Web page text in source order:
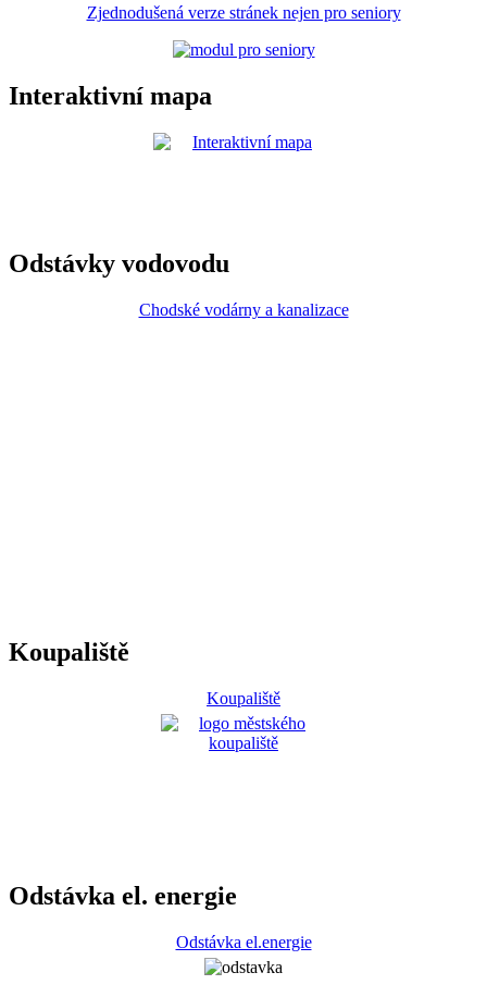
Zjednodušená verze stránek nejen pro seniory
Interaktivní mapa
Odstávky vodovodu
Chodské vodárny a kanalizace
Koupaliště
Koupaliště
Odstávka el. energie
Odstávka el.energie